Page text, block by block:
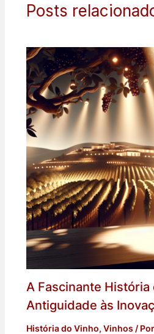
Posts
A Fascinante História
Antiguidade às
História do Vinho, Vinhos / Por